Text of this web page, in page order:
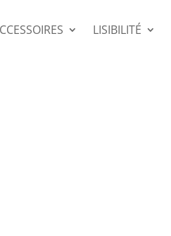
LISIBILITÉ